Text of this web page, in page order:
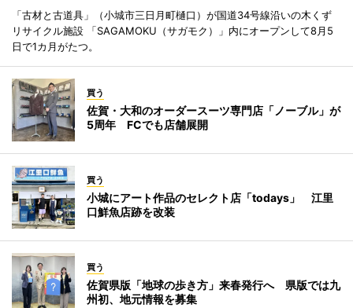
「古材と古道具」（小城市三日月町樋口）が国道34号線沿いの木くず
リサイクル施設 「SAGAMOKU（サガモク）」内にオープンして8月5
日で1カ月がたつ。
買う
佐賀・大和のオーダースーツ専門店「ノーブル」が
5周年 FCでも店舗展開
買う
小城にアート作品のセレクト店「todays」 江里
口鮮魚店跡を改装
買う
佐賀県版「地球の歩き方」来春発行へ 県版では九
州初、地元情報を募集